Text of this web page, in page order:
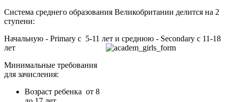
Система среднего образования Великобритании делится на 2
ступени:
Начальную - Primary с 5-11 лет и среднюю - Secondary с 11-18
лет
Минимальные требования
для зачисления:
Возраст ребенка от 8